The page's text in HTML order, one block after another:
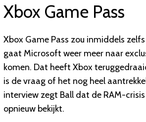
Xbox Game Pass
Xbox Game Pass zou inmiddels
gaat Microsoft weer meer naar
komen. Dat heeft Xbox
is de vraag of het nog heel
interview zegt Ball dat de RAM-
opnieuw bekijkt.